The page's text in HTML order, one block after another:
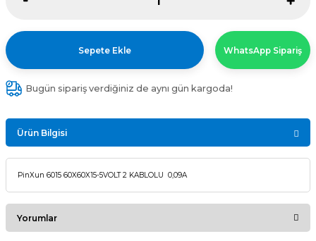
Sepete Ekle WhatsApp Sipariş
Bugün sipariş verdiğiniz de aynı gün kargoda!
Ürün Bilgisi
PinXun 6015 60X60X15-5VOLT 2 KABLOLU 0,09A
Yorumlar